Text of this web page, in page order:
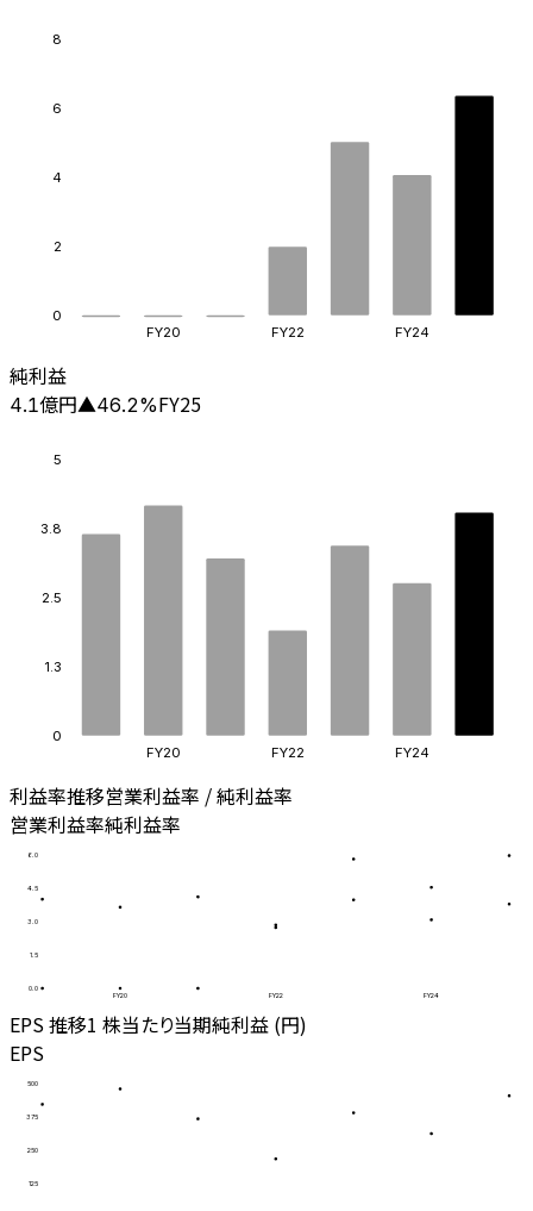
0
2
4
6
8
FY20 FY22 FY24
純利益
4.1億円▲46.2%FY25
0
1.3
2.5
3.8
5
FY20 FY22 FY24
利益率推移営業利益率 / 純利益率
営業利益率純利益率
0.0
1.5
3.0
4.5
6.0
FY20 FY22 FY24
EPS 推移1 株当たり当期純利益 (円)
EPS
125
250
375
500